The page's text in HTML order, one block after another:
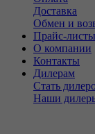
Доставка
Обмен и
Прайс-листы
О компании
Контакты
Дилерам
Стать
Наши